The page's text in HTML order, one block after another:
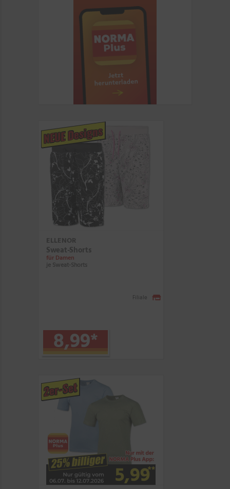
NEUE Designs
ELLENOR
Sweat-Shorts
für Damen
je Sweat-Shorts
8,99*
Filiale
2er-Set